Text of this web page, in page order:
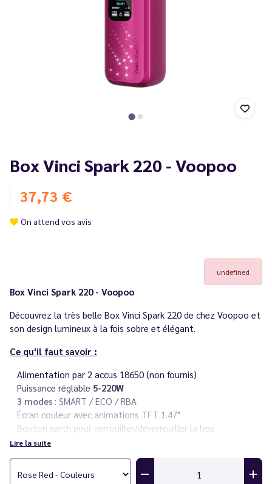
Box Vinci Spark 220 - Voopoo
37,73 €
On attend vos avis
undefined
Box Vinci Spark 220 - Voopoo
Découvrez la très belle Box Vinci Spark 220 de chez Voopoo et
son design lumineux à la fois sobre et élégant.
Ce qu'il faut savoir :
Alimentation par 2 accus 18650 (non fournis)
Puissance réglable 5-220W
3 modes : SMART / ECO / RBA
Écran couleur avec animations TFT 1.47"
Bouton swith pour verrouiller/déverrouiller la box
Bouton molette pour naviguer dans le menu
Vous rencontrez un souci avec votre cigarette électronique ?
Consultez notreguide des différentes pannes
Lire la suite